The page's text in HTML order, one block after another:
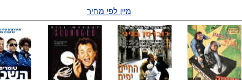
מיין לפי מחיר